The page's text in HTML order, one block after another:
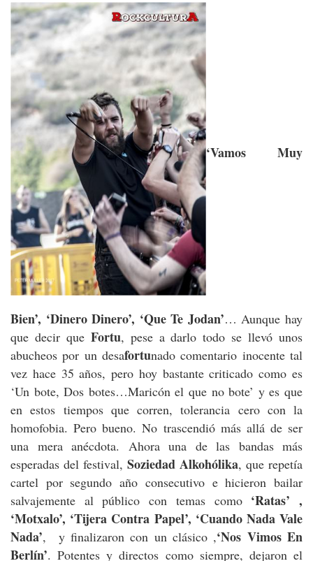
‘Vamos Muy
Bien’, ‘Dinero Dinero’, ‘Que Te Jodan’… Aunque hay
que decir que Fortu, pese a darlo todo se llevó unos
abucheos por un desafortunado comentario inocente tal
vez hace 35 años, pero hoy bastante criticado como es
‘Un bote, Dos botes…Maricón el que no bote’ y es que
en estos tiempos que corren, tolerancia cero con la
homofobia. Pero bueno. No trascendió más allá de ser
una mera anécdota. Ahora una de las bandas más
esperadas del festival, Soziedad Alkohólika, que repetía
cartel por segundo año consecutivo e hicieron bailar
salvajemente al público con temas como ‘Ratas’ ,
‘Motxalo’, ‘Tijera Contra Papel’, ‘Cuando Nada Vale
Nada’, y finalizaron con un clásico ,‘Nos Vimos En
Berlín’. Potentes y directos como siempre, dejaron el